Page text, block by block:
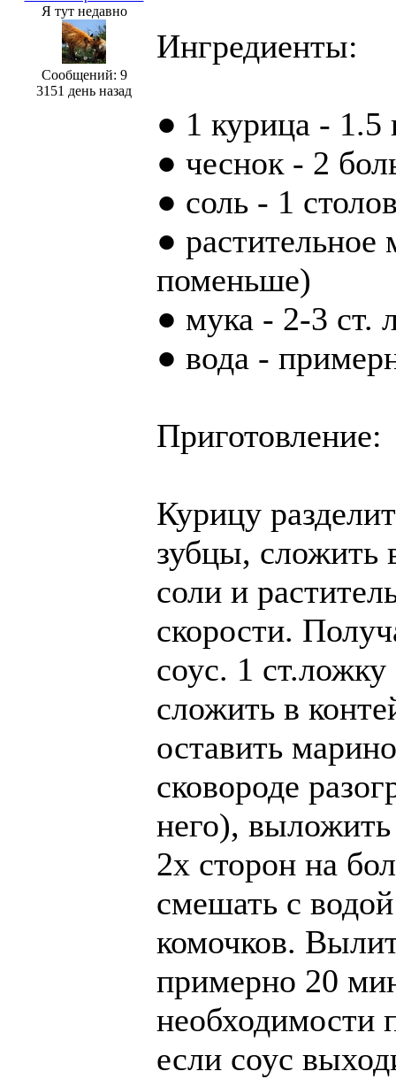
Я тут недавно
Сообщений: 9
3151 день назад
Ингредиенты:
● 1 курица - 1.5
● чеснок - 2
● соль - 1
●
поменьше)
● мука - 2-3 ст.
● вода -
Приготовление:
Курицу
зубцы, сложить
соли и
скорости.
соус. 1
сложить в
оставить
сковороде
него),
2х сторон на
смешать с
комочков.
примерно 20
необходимости
если соус